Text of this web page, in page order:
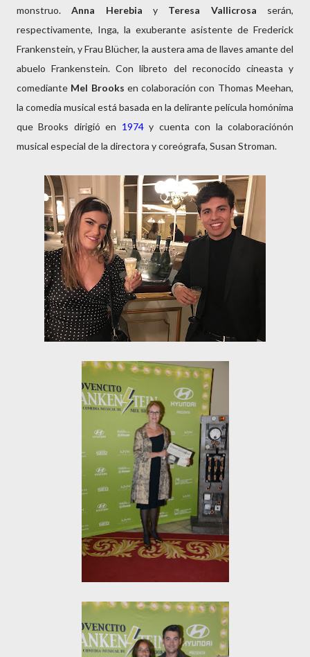
monstruo.Anna Herebia y Teresa Vallicrosa serán,
respectivamente, Inga, la exuberante asistente de Frederick
Frankenstein, y Frau Blücher, la austera ama de llaves amante del
abuelo Frankenstein. Con libreto del reconocido cineasta y
comediante Mel Brooks en colaboración con Thomas Meehan,
la comedia musical está basada en la delirante película homónima
que Brooks dirigió en 1974y cuenta con la colaboraciónón
musical especial de la directora y coreógrafa, Susan Stroman.